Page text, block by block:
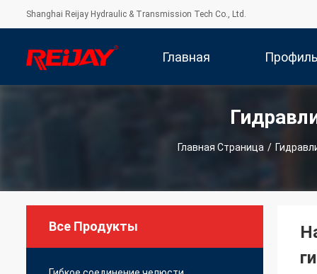
Shanghai Reijay Hydraulic & Transmission Tech Co., Ltd.
Главная
Главная Страница /
Все Продукты